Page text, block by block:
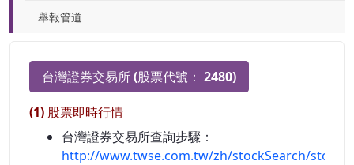
舉報管道
台灣證券交易所 (股票代號： 2480)
(1) 股票即時行情
台灣證券交易所查詢步驟：
http://www.twse.com.tw/zh/stockSearch/